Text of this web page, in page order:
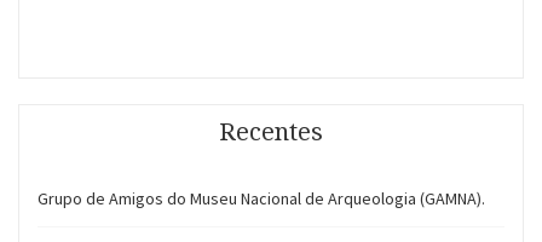
Recentes
Grupo de Amigos do Museu Nacional de Arqueologia (GAMNA).